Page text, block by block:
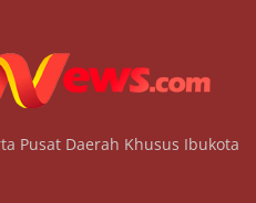
Pusat Daerah Khusus Ibukota